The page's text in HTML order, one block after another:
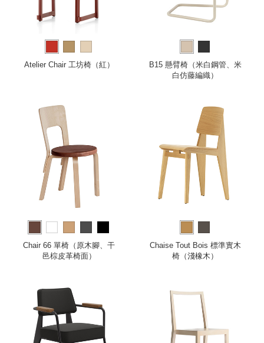
Atelier Chair 工坊椅（紅）
B15 懸臂椅（米白鋼管、米
白仿藤編織）
Chair 66 單椅（原木腳、干
邑棕皮革椅面）
Chaise Tout Bois 標準實木
椅（淺橡木）